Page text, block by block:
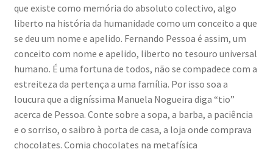
que existe como memória do absoluto colectivo, algo
liberto na história da humanidade como um conceito a que
se deu um nome e apelido. Fernando Pessoa é assim, um
conceito com nome e apelido, liberto no tesouro universal
humano. É uma fortuna de todos, não se compadece com a
estreiteza da pertença a uma família. Por isso soa a
loucura que a digníssima Manuela Nogueira diga “tio”
acerca de Pessoa. Conte sobre a sopa, a barba, a paciência
e o sorriso, o saibro à porta de casa, a loja onde comprava
chocolates. Comia chocolates na metafísica